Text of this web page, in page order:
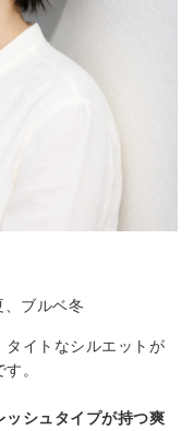
ブルベ冬
タイトなシルエットが
。
ッシュタイプが持つ爽